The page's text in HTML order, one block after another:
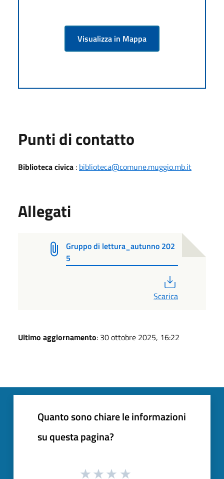
Visualizza in Mappa
Punti di contatto
Biblioteca civica : biblioteca@comune.muggio.mb.it
Allegati
Gruppo di lettura_autunno 202
5
Scarica
Ultimo aggiornamento: 30 ottobre 2025, 16:22
Quanto sono chiare le informazioni
su questa pagina?